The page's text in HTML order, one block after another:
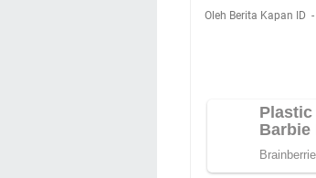
Oleh Berita Kapan ID